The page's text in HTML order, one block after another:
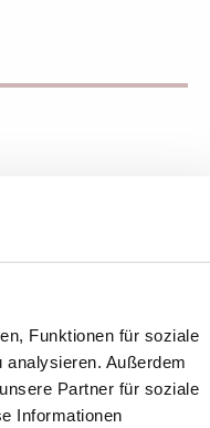
Funktionen für soziale
analysieren. Außerdem
Partner für soziale
Informationen